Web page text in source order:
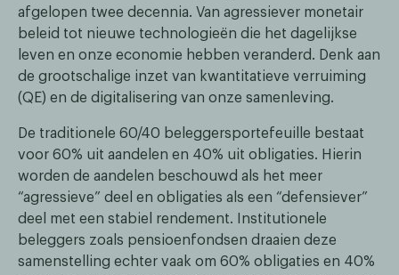
afgelopen twee decennia. Van agressiever monetair
beleid tot nieuwe technologieën die het dagelijkse
leven en onze economie hebben veranderd. Denk aan
de grootschalige inzet van kwantitatieve verruiming
(QE) en de digitalisering van onze samenleving.
De traditionele 60/40 beleggersportefeuille bestaat
voor 60% uit aandelen en 40% uit obligaties. Hierin
worden de aandelen beschouwd als het meer
“agressieve” deel en obligaties als een “defensiever”
deel met een stabiel rendement. Institutionele
beleggers zoals pensioenfondsen draaien deze
samenstelling echter vaak om 60% obligaties en 40%